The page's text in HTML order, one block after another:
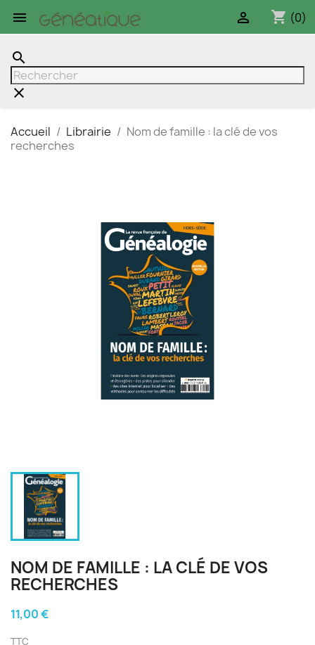
 shopping_cart (0)

search
clear
Accueil Librairie
Nom de famille : la clé de vos
recherches
NOM DE FAMILLE : LA CLÉ DE VOS
RECHERCHES
11,00 €
TTC